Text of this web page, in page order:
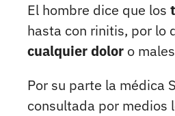
El hombre dice que los
hasta con rinitis, por lo
cualquier dolor o
Por su parte la médica
consultada por medios